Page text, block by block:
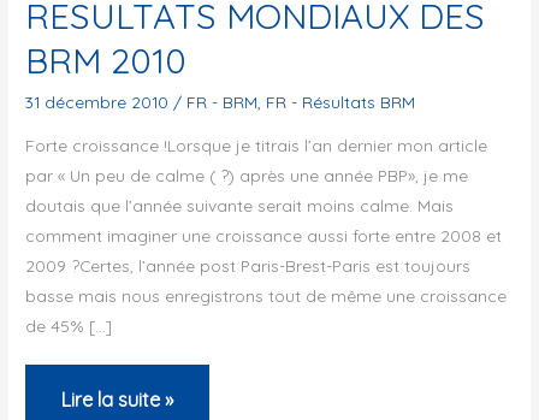
RESULTATS MONDIAUX DES
BRM 2010
31 décembre 2010 / FR - BRM FR - Résultats BRM
Forte croissance !Lorsque je titrais l’an dernier mon article
par « Un peu de calme ( ?) après une année PBP», je me
doutais que l’année suivante serait moins calme. Mais
comment imaginer une croissance aussi forte entre 2008 et
2009 ?Certes, l’année post Paris-Brest-Paris est toujours
basse mais nous enregistrons tout de même une croissance
de 45% […]
RESULTATS
Lire la suite »